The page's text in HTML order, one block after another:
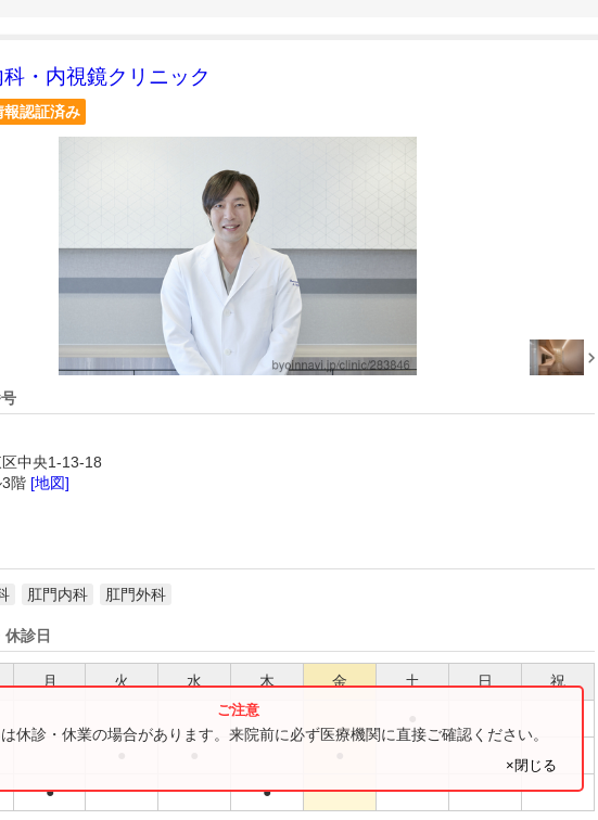
・内視鏡クリニック
報認証済み
中央1-13-18
階 [地図]
肛門内科 肛門外科
診日
月 火 水 木 金 土 日 祝
● ●
休診・休業の場合があります。来院前に必ず医療機関に直接ご確認ください。
×閉じる
し実際には、その等級に